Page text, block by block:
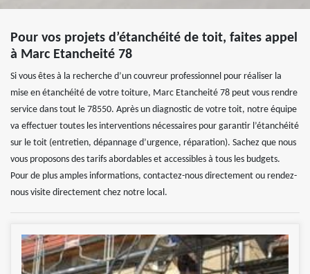
Pour vos projets d’étanchéité de toit, faites appel
à Marc Etancheité 78
Si vous êtes à la recherche d’un couvreur professionnel pour réaliser la
mise en étanchéité de votre toiture, Marc Etancheité 78 peut vous rendre
service dans tout le 78550. Après un diagnostic de votre toit, notre équipe
va effectuer toutes les interventions nécessaires pour garantir l’étanchéité
sur le toit (entretien, dépannage d’urgence, réparation). Sachez que nous
vous proposons des tarifs abordables et accessibles à tous les budgets.
Pour de plus amples informations, contactez-nous directement ou rendez-
nous visite directement chez notre local.